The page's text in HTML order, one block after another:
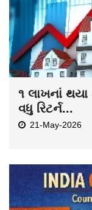
૧ લાખનાં થયા
વધુ રિટર્ન...
21-May-2026